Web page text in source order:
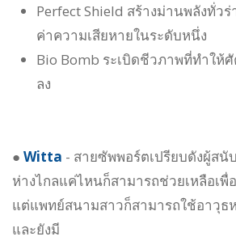
Perfect Shield สร้างม่านพลังทั่วร่
ค่าความเสียหายในระดับหนึ่ง
Bio Bomb ระเบิดชีวภาพที่ทำให้
ลง
● Witta - สายซัพพอร์ตเปรียบดังผู้ส
ห่างไกลแค่ไหนก็สามารถช่วยเหลือเพื่
แต่แพทย์สนามสาวก็สามารถใช้อาวุธ
และยังมี